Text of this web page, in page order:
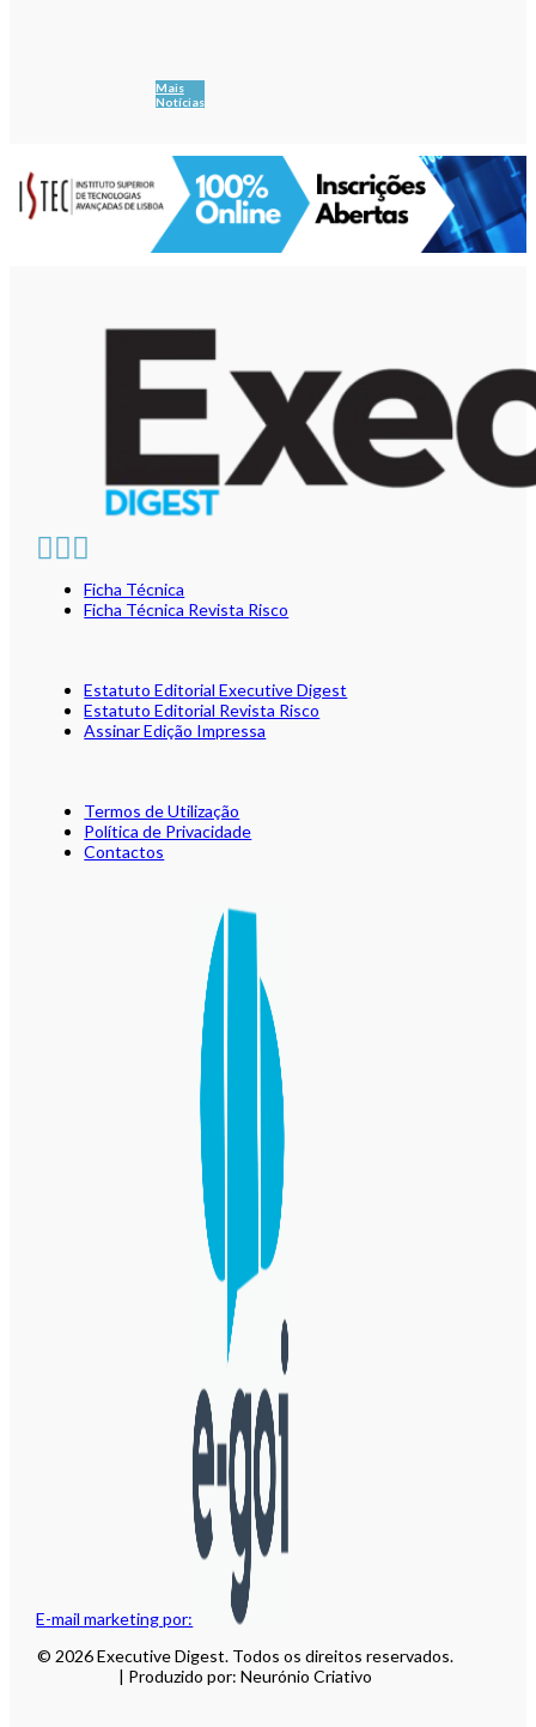
Mais
Notícias
E-mail marketing por:
Ficha Técnica
Ficha Técnica Revista Risco
Estatuto Editorial Executive Digest
Estatuto Editorial Revista Risco
Assinar Edição Impressa
Termos de Utilização
Política de Privacidade
Contactos
© 2026 Executive Digest. Todos os direitos reservados.
| Produzido por: Neurónio Criativo